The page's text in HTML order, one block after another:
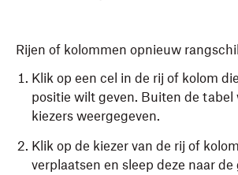
Rijen of kolommen opnieuw
Klik op een cel in de rij of kolom
positie wilt geven. Buiten de tabel
kiezers weergegeven.
Klik op de kiezer van de rij of
verplaatsen en sleep deze naar de